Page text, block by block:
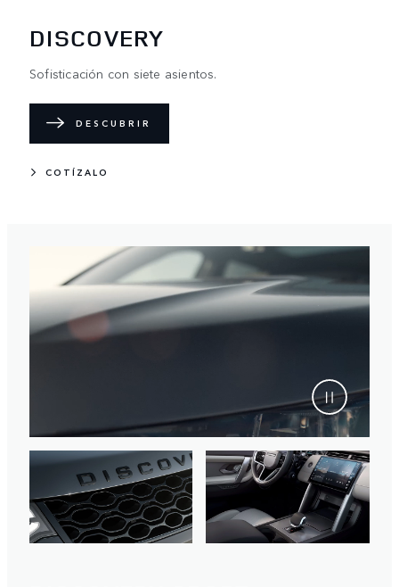
DISCOVERY
Sofisticación con siete asientos.
DESCUBRIR
COTÍZALO